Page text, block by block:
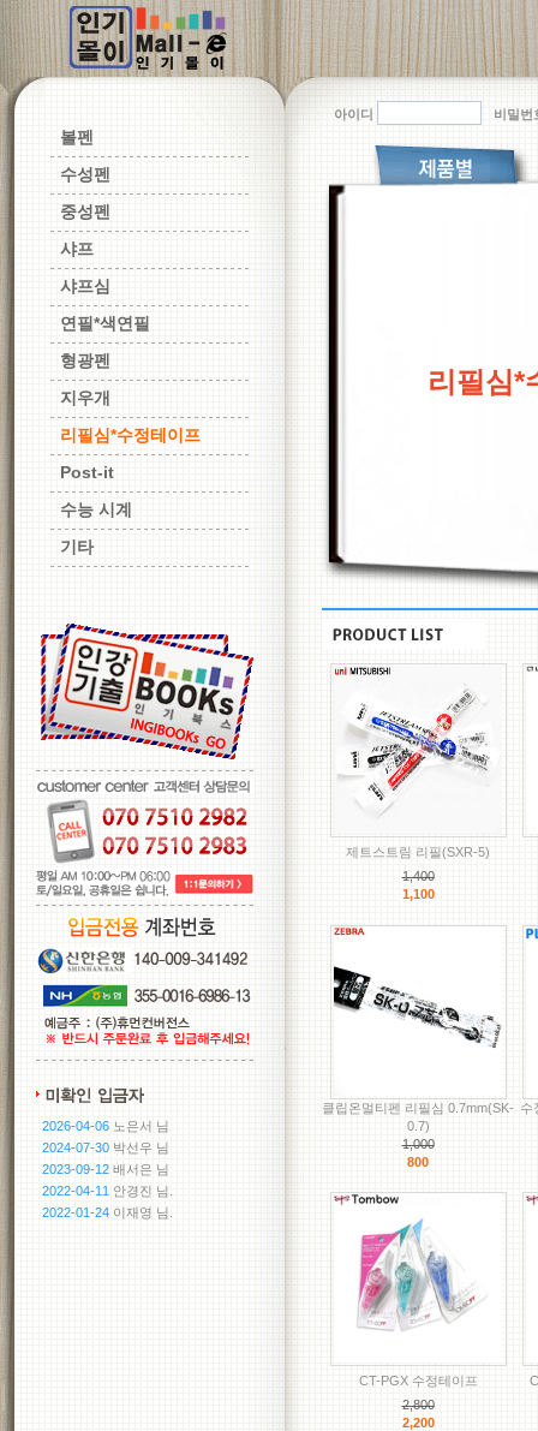
볼펜
수성펜
중성펜
샤프
샤프심
연필*색연필
형광펜
지우개
리필심*수정테이프
Post-it
수능 시계
기타
2026-04-06 노은서 님
2024-07-30 박선우 님
2023-09-12 배서은 님
2022-04-11 안경진 님.
2022-01-24 이재영 님.
아이디 비밀번
리필심*
제트스트림 리필(SXR-5)
1,400
1,100
클립온멀티펜 리필심 0.7mm(SK-
0.7)
1,000
800
수
CT-PGX 수정테이프
2,800
2,200